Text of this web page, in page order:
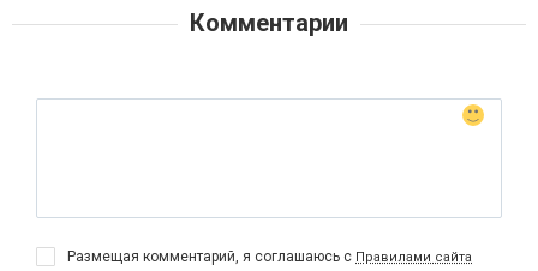
Комментарии
Размещая комментарий, я соглашаюсь с Правилами сайта